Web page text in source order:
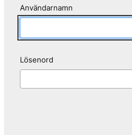
Användarnamn
Lösenord